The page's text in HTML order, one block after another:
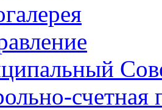
счетная